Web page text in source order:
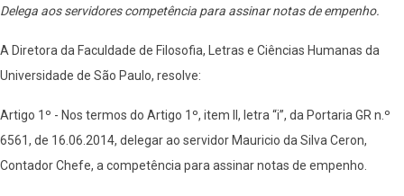
Delega aos servidores competência para assinar notas de empenho.
A Diretora da Faculdade de Filosofia, Letras e Ciências Humanas da
Universidade de São Paulo, resolve:
Artigo 1º - Nos termos do Artigo 1º, item II, letra “i”, da Portaria GR n.º
6561, de 16.06.2014, delegar ao servidor Mauricio da Silva Ceron,
Contador Chefe, a competência para assinar notas de empenho.